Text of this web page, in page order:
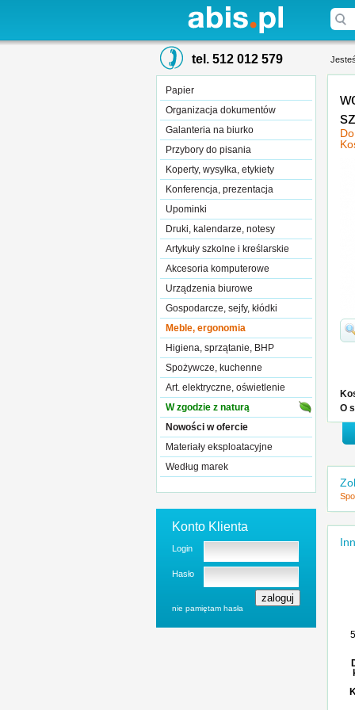
tel. 512 012 579
Papier
Organizacja dokumentów
Galanteria na biurko
Przybory do pisania
Koperty, wysyłka, etykiety
Konferencja, prezentacja
Upominki
Druki, kalendarze, notesy
Artykuły szkolne i kreślarskie
Akcesoria komputerowe
Urządzenia biurowe
Gospodarcze, sejfy, kłódki
Meble, ergonomia
Higiena, sprzątanie, BHP
Spożywcze, kuchenne
Art. elektryczne, oświetlenie
W zgodzie z naturą
Nowości w ofercie
Materiały eksploatacyjne
Według marek
Konto Klienta
Login
Hasło
nie pamiętam hasła
O